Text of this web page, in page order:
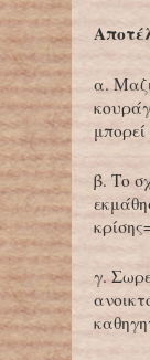
α.
β. Το
γ.